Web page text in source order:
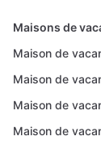
Maisons de
Maison de
Maison de
Maison de
Maison de